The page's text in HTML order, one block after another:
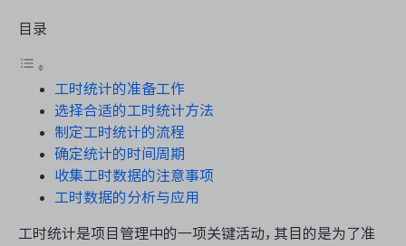
瀑布项目管理
测试管理
DevOps
目录
工时统计的准备工作
选择合适的工时统计方法
制定工时统计的流程
确定统计的时间周期
收集工时数据的注意事项
工时数据的分析与应用
工时统计是项目管理中的一项关键活动，其目的是为了准